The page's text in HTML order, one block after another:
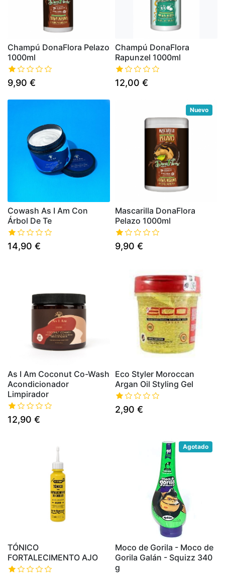
Champú DonaFlora Pelazo
1000ml
9,90 €
Champú DonaFlora
Rapunzel 1000ml
12,00 €
Cowash As I Am Con
Árbol De Te
14,90 €
Nuevo
Mascarilla DonaFlora
Pelazo 1000ml
9,90 €
As I Am Coconut Co-Wash
Acondicionador
Limpirador
12,90 €
Eco Styler Moroccan
Argan Oil Styling Gel
2,90 €
TÓNICO
FORTALECIMENTO AJO
Agotado
Moco de Gorila - Moco de
Gorila Galán - Squizz 340
g